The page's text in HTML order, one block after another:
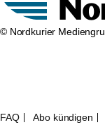
© Nordkurier
FAQ Abo kündigen